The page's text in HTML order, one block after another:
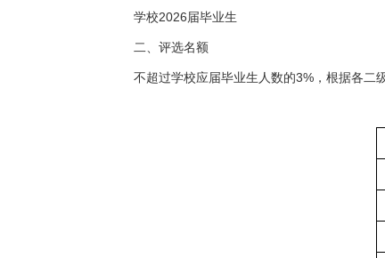
学校2026届毕业生
二、评选名额
不超过学校应届毕业生人数的3%，根据各二